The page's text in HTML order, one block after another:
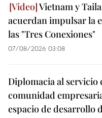
Vietnam y
acuerdan impulsar la
las "Tres Conexiones"
07/08/2026 03:08
Diplomacia al servicio
comunidad
espacio de desarrollo